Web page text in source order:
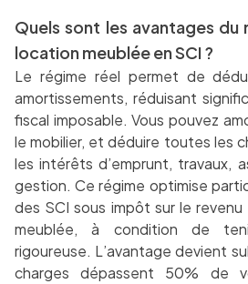
Quels sont les avantages du
location meublée en SCI ?
Le régime réel permet de
amortissements, réduisant
fiscal imposable. Vous pouvez
le mobilier, et déduire toutes les
les intérêts d’emprunt, travaux,
gestion. Ce régime optimise
des SCI sous impôt sur le
meublée, à condition de
rigoureuse. L’avantage devient
charges dépassent 50% de